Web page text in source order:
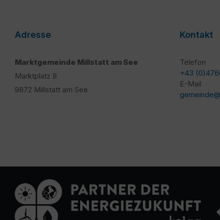
Adresse
Marktgemeinde Millstatt am See
Marktplatz 8
9872 Millstatt am See
Kontakt
Telefon
+43
E-Mail